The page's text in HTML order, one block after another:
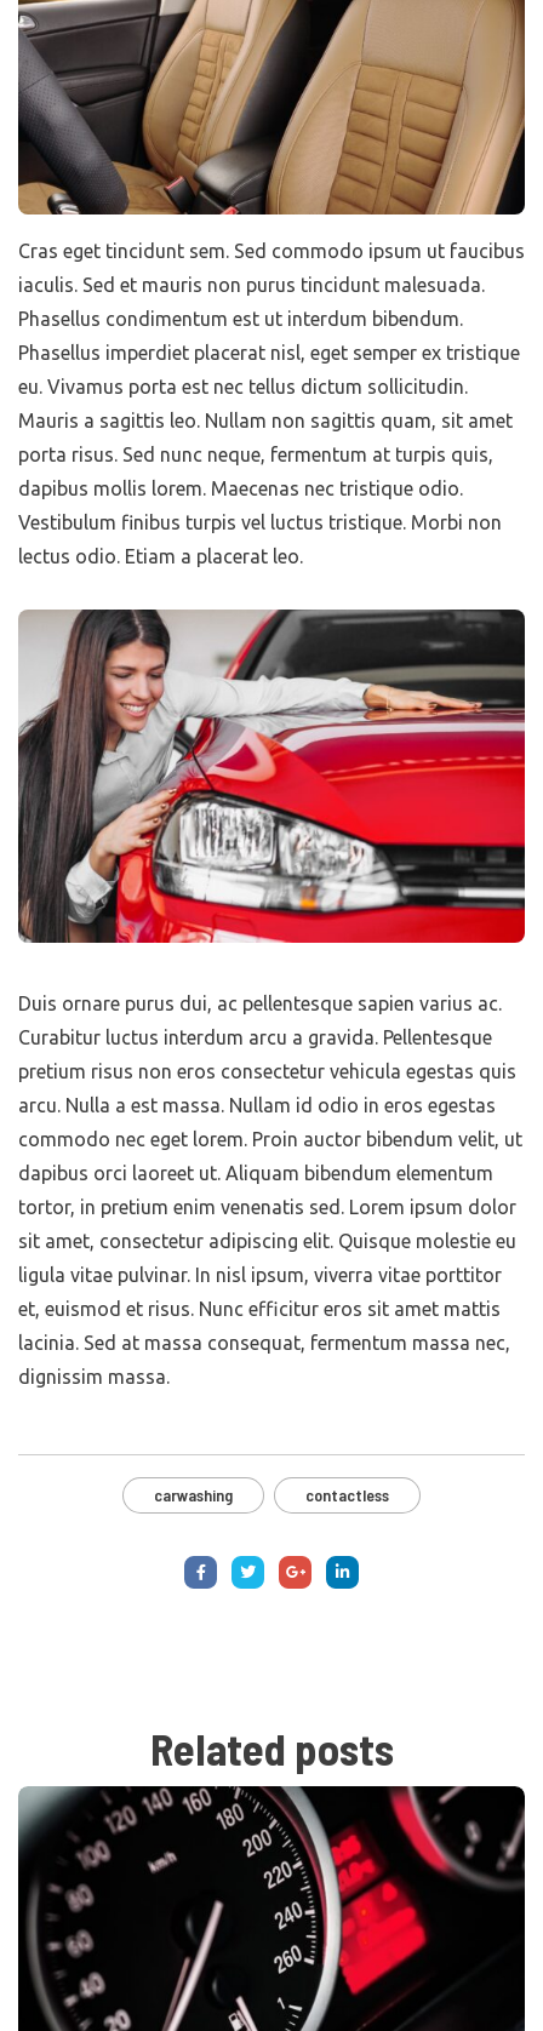
Cras eget tincidunt sem. Sed commodo ipsum ut faucibus
iaculis. Sed et mauris non purus tincidunt malesuada.
Phasellus condimentum est ut interdum bibendum.
Phasellus imperdiet placerat nisl, eget semper ex tristique
eu. Vivamus porta est nec tellus dictum sollicitudin.
Mauris a sagittis leo. Nullam non sagittis quam, sit amet
porta risus. Sed nunc neque, fermentum at turpis quis,
dapibus mollis lorem. Maecenas nec tristique odio.
Vestibulum finibus turpis vel luctus tristique. Morbi non
lectus odio. Etiam a placerat leo.
Duis ornare purus dui, ac pellentesque sapien varius ac.
Curabitur luctus interdum arcu a gravida. Pellentesque
pretium risus non eros consectetur vehicula egestas quis
arcu. Nulla a est massa. Nullam id odio in eros egestas
commodo nec eget lorem. Proin auctor bibendum velit, ut
dapibus orci laoreet ut. Aliquam bibendum elementum
tortor, in pretium enim venenatis sed. Lorem ipsum dolor
sit amet, consectetur adipiscing elit. Quisque molestie eu
ligula vitae pulvinar. In nisl ipsum, viverra vitae porttitor
et, euismod et risus. Nunc efficitur eros sit amet mattis
lacinia. Sed at massa consequat, fermentum massa nec,
dignissim massa.
carwashing contactless
Related posts